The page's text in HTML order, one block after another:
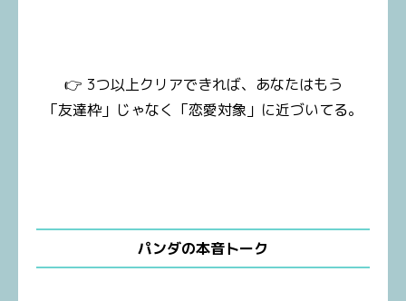
👉 3つ以上クリアできれば、あなたはもう
「友達枠」じゃなく「恋愛対象」に近づいてる。
パンダの本音トーク